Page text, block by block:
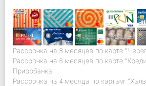
Рассрочка на 8 месяцев по карте
Рассрочка на 6 месяцев по карте
Приорбанка"
Рассрочка на 4 месяца по картам: